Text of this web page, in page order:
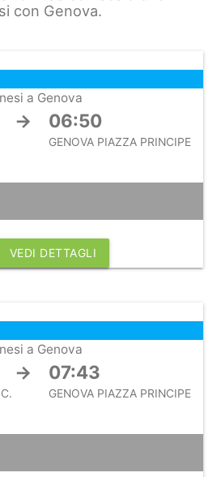
con Genova.
a Genova
→ 06:50
GENOVA PIAZZA PRINCIPE
VEDI DETTAGLI
a Genova
→ 07:43
GENOVA PIAZZA PRINCIPE